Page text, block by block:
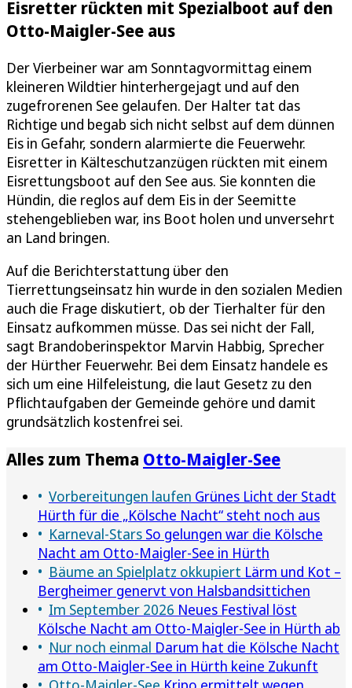
Eisretter rückten mit Spezialboot auf den
Otto-Maigler-See aus
Der Vierbeiner war am Sonntagvormittag einem
kleineren Wildtier hinterhergejagt und auf den
zugefrorenen See gelaufen. Der Halter tat das
Richtige und begab sich nicht selbst auf dem dünnen
Eis in Gefahr, sondern alarmierte die Feuerwehr.
Eisretter in Kälteschutzanzügen rückten mit einem
Eisrettungsboot auf den See aus. Sie konnten die
Hündin, die reglos auf dem Eis in der Seemitte
stehengeblieben war, ins Boot holen und unversehrt
an Land bringen.
Auf die Berichterstattung über den
Tierrettungseinsatz hin wurde in den sozialen Medien
auch die Frage diskutiert, ob der Tierhalter für den
Einsatz aufkommen müsse. Das sei nicht der Fall,
sagt Brandoberinspektor Marvin Habbig, Sprecher
der Hürther Feuerwehr. Bei dem Einsatz handele es
sich um eine Hilfeleistung, die laut Gesetz zu den
Pflichtaufgaben der Gemeinde gehöre und damit
grundsätzlich kostenfrei sei.
Alles zum Thema Otto-Maigler-See
Vorbereitungen laufen Grünes Licht der Stadt
Hürth für die „Kölsche Nacht“ steht noch aus
Karneval-Stars So gelungen war die Kölsche
Nacht am Otto-Maigler-See in Hürth
Bäume an Spielplatz okkupiert Lärm und Kot –
Bergheimer genervt von Halsbandsittichen
Im September 2026 Neues Festival löst
Kölsche Nacht am Otto-Maigler-See in Hürth ab
Nur noch einmal Darum hat die Kölsche Nacht
am Otto-Maigler-See in Hürth keine Zukunft